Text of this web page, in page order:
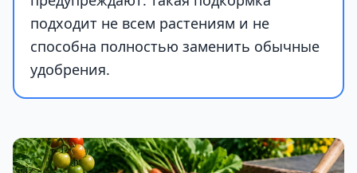
подходит не всем растениям и не
способна полностью заменить обычные
удобрения.